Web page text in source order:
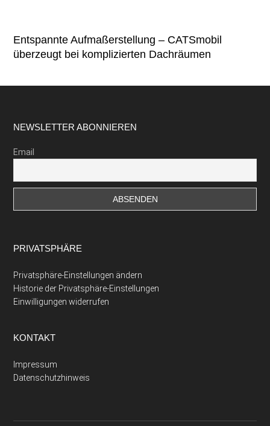
Entspannte Aufmaßerstellung – CATSmobil
überzeugt bei komplizierten Dachräumen
Footer
NEWSLETTER ABONNIEREN
Email
PRIVATSPHÄRE
Privatsphäre-Einstellungen ändern
Historie der Privatsphäre-Einstellungen
Einwilligungen widerrufen
KONTAKT
Impressum
Datenschutzhinweis